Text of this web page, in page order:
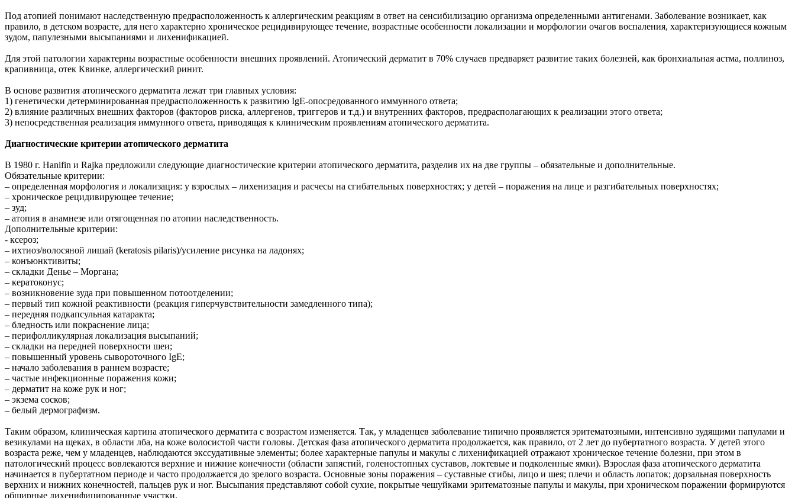
Под атопией понимают наследственную предрасположенность к аллергическим реакциям в ответ на сенсибилизацию организма определенными антигенами. Заболевание возникает, как
правило, в детском возрасте, для него характерно хроническое рецидивирующее течение, возрастные особенности локализации и морфологии очагов воспаления, характеризующиеся кожным
зудом, папулезными высыпаниями и лихенификацией.
Для этой патологии характерны возрастные особенности внешних проявлений. Атопический дерматит в 70% случаев предваряет развитие таких болезней, как бронхиальная астма, поллиноз,
крапивница, отек Квинке, аллергический ринит.
В основе развития атопического дерматита лежат три главных условия:
1) генетически детерминированная предрасположенность к развитию IgE-опосредованного иммунного ответа;
2) влияние различных внешних факторов (факторов риска, аллергенов, триггеров и т.д.) и внутренних факторов, предрасполагающих к реализации этого ответа;
3) непосредственная реализация иммунного ответа, приводящая к клиническим проявлениям атопического дерматита.
Диагностические критерии атопического дерматита
В 1980 г. Hanifin и Rajka предложили следующие диагностические критерии атопического дерматита, разделив их на две группы – обязательные и дополнительные.
Обязательные критерии:
– определенная морфология и локализация: у взрослых – лихенизация и расчесы на сгибательных поверхностях; у детей – поражения на лице и разгибательных поверхностях;
– хроническое рецидивирующее течение;
– зуд;
– атопия в анамнезе или отягощенная по атопии наследственность.
Дополнительные критерии:
- ксероз;
– ихтиоз/волосяной лишай (keratosis pilaris)/усиление рисунка на ладонях;
– конъюнктивиты;
– складки Денье – Моргана;
– кератоконус;
– возникновение зуда при повышенном потоотделении;
– первый тип кожной реактивности (реакция гиперчувствительности замедленного типа);
– передняя подкапсульная катаракта;
– бледность или покраснение лица;
– перифолликулярная локализация высыпаний;
– складки на передней поверхности шеи;
– повышенный уровень сывороточного IgE;
– начало заболевания в раннем возрасте;
– частые инфекционные поражения кожи;
– дерматит на коже рук и ног;
– экзема сосков;
– белый дермографизм.
Таким образом, клиническая картина атопического дерматита с возрастом изменяется. Так, у младенцев заболевание типично проявляется эритематозными, интенсивно зудящими папулами и
везикулами на щеках, в области лба, на коже волосистой части головы. Детская фаза атопического дерматита продолжается, как правило, от 2 лет до пубертатного возраста. У детей этого
возраста реже, чем у младенцев, наблюдаются экссудативные элементы; более характерные папулы и макулы с лихенификацией отражают хроническое течение болезни, при этом в
патологический процесс вовлекаются верхние и нижние конечности (области запястий, голеностопных суставов, локтевые и подколенные ямки). Взрослая фаза атопического дерматита
начинается в пубертатном периоде и часто продолжается до зрелого возраста. Основные зоны поражения – суставные сгибы, лицо и шея; плечи и область лопаток; дорзальная поверхность
верхних и нижних конечностей, пальцев рук и ног. Высыпания представляют собой сухие, покрытые чешуйками эритематозные папулы и макулы, при хроническом поражении формируются
обширные лихенифицированные участки.